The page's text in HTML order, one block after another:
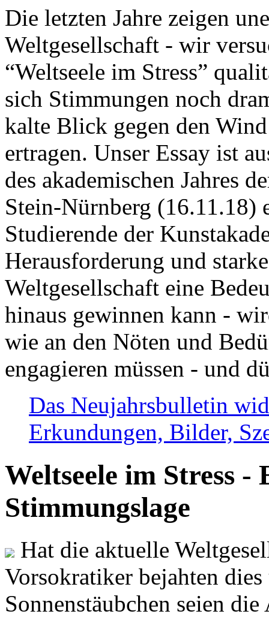
Die letzten Jahre zeigen
Weltgesellschaft - wir
“Weltseele im Stress”
sich Stimmungen noch
kalte Blick gegen den
ertragen. Unser Essay ist
des akademischen Jahres
Stein-Nürnberg (16.11.18)
Studierende der
Herausforderung und
Weltgesellschaft eine
hinaus gewinnen kann -
wie an den Nöten und
engagieren müssen - und
Das Neujahrsbulletin
Erkundungen, Bilder,
Weltseele im Stress -
Stimmungslage
Hat die aktuelle
Vorsokratiker bejahten
Sonnenstäubchen seien